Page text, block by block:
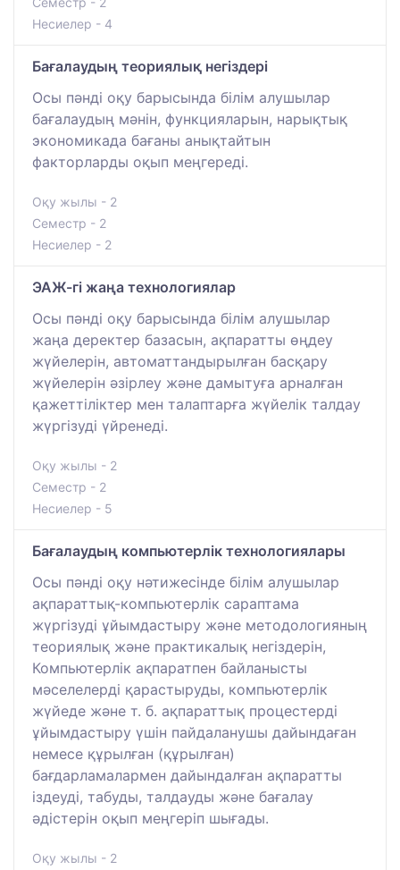
Несиелер - 4
Бағалаудың теориялық негіздері
Осы пәнді оқу барысында білім алушылар
бағалаудың мәнін, функцияларын, нарықтық
экономикада бағаны анықтайтын
факторларды оқып меңгереді.
Оқу жылы - 2
Семестр - 2
Несиелер - 2
ЭАЖ-гі жаңа технологиялар
Осы пәнді оқу барысында білім алушылар
жаңа деректер базасын, ақпаратты өңдеу
жүйелерін, автоматтандырылған басқару
жүйелерін әзірлеу және дамытуға арналған
қажеттіліктер мен талаптарға жүйелік талдау
жүргізуді үйренеді.
Оқу жылы - 2
Семестр - 2
Несиелер - 5
Бағалаудың компьютерлік технологиялары
Осы пәнді оқу нәтижесінде білім алушылар
ақпараттық-компьютерлік сараптама
жүргізуді ұйымдастыру және методологияның
теориялық және практикалық негіздерін,
Компьютерлік ақпаратпен байланысты
мәселелерді қарастыруды, компьютерлік
жүйеде және т. б. ақпараттық процестерді
ұйымдастыру үшін пайдаланушы дайындаған
немесе құрылған (құрылған)
бағдарламалармен дайындалған ақпаратты
іздеуді, табуды, талдауды және бағалау
әдістерін оқып меңгеріп шығады.
Оқу жылы - 2